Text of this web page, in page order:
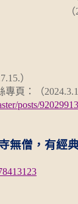
）
頁：（
posts/
無僧，有經